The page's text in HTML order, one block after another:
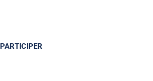
PARTICIPER